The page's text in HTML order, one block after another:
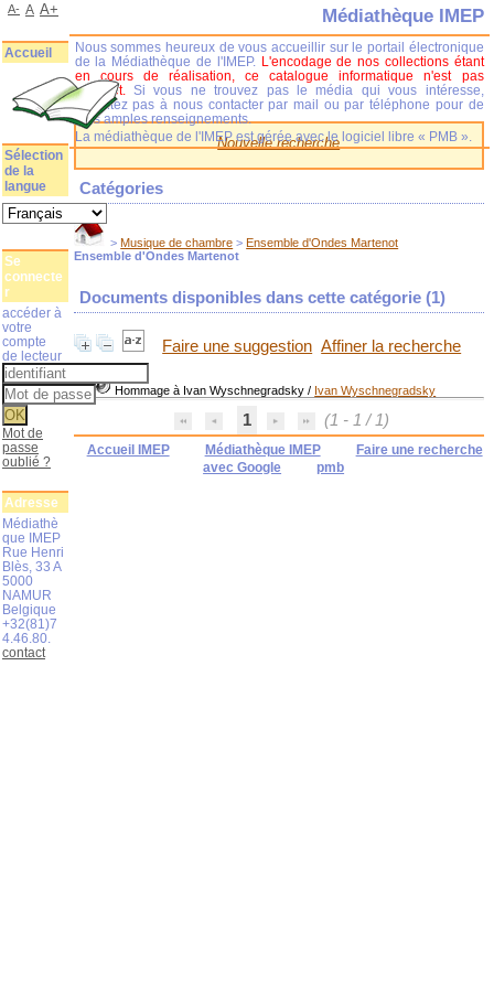
Nouvelle recherche
Catégories
>Musique de chambre >Ensemble d'Ondes Martenot
Ensemble d'Ondes Martenot
Documents disponibles dans cette catégorie (1)
Faire une suggestion Affiner la recherche
Hommage à Ivan Wyschnegradsky / Ivan Wyschnegradsky
1 (1 - 1 / 1)
Accueil IMEP Médiathèque IMEP
Faire une recherche
avec Google
pmb
Médiathèque IMEP
Nous sommes heureux de vous accueillir sur le portail électronique
de la Médiathèque de l'IMEP. L'encodage de nos collections étant
en cours de réalisation, ce catalogue informatique n'est pas
complet.
Si vous ne trouvez pas le média qui vous intéresse,
n'hésitez pas à nous contacter par mail ou par téléphone pour de
plus amples renseignements.
La médiathèque de l'IMEP est gérée avec le logiciel libre « PMB ».
A- A A+
Accueil
Sélection
de la
langue
Se
connecte
r
accéder à
votre
compte
de lecteur
Mot de
passe
oublié ?
Adresse
Médiathè
que IMEP
Rue Henri
Blès, 33 A
5000
NAMUR
Belgique
+32(81)7
4.46.80.
contact